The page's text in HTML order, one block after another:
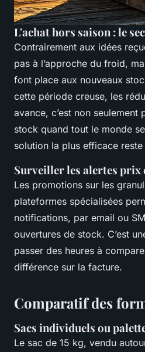
L'achat hors saison : le
Contrairement aux idées
pas à l’approche du froid,
font place aux nouveaux
cette période creuse, les
avance, c’est non
stock quand tout le monde
solution la plus efficace reste
Surveiller les alertes prix
Les promotions sur les
plateformes spécialisées
notifications, par email ou
ouvertures de stock. C’est
passer des heures à
différence sur la facture.
Comparatif des
Sacs individuels ou
Le sac de 15 kg, vendu